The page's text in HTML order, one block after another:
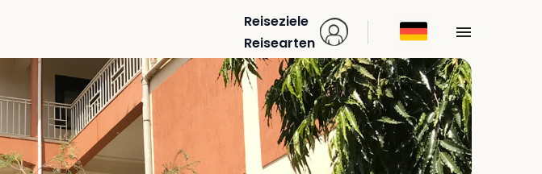
Reiseziele
Reisearten